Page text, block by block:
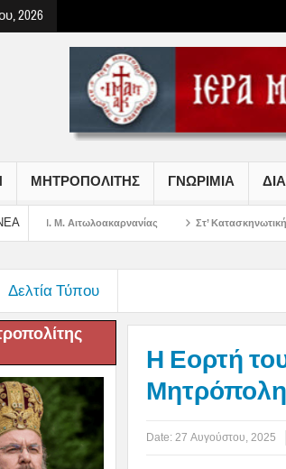
2026
ΜΗΤΡΟΠΟΛΙΤΗΣ ΓΝΩΡΙΜΙΑ
Στ’ Κατασκηνωτική Περίοδος
Δελτία Τύπου
Η Εορτή
Μητρόπολη
Date: 27 Αυγούστου, 2025